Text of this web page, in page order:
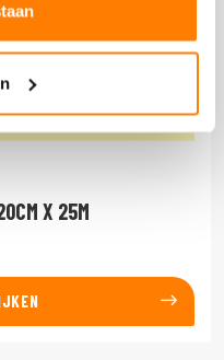
X 25M